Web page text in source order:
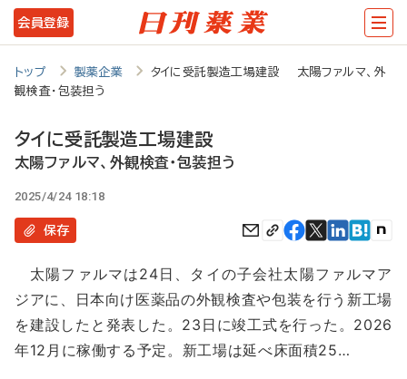
メ
イ
テ
ツ
に
動
会員登録
トップ 製薬企業
タイに受託製造工場建設 太陽ファルマ、外
観検査・包装担う
タイに受託製造工場建設
太陽ファルマ、外観検査・包装担う
2025/4/24 18:18
保存
太陽ファルマは24日、タイの子会社太陽ファルマア
ジアに、日本向け医薬品の外観検査や包装を行う新工場
を建設したと発表した。23日に竣工式を行った。2026
年12月に稼働する予定。新工場は延べ床面積25…